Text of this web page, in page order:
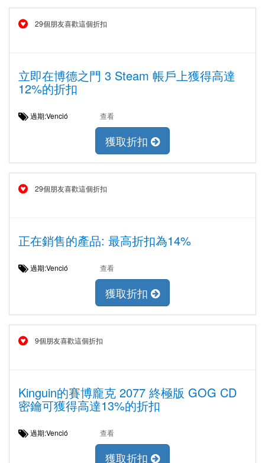
29個朋友喜歡這個折扣
立即在博德之門 3 Steam 帳戶上獲得高達
12%的折扣
過期:Venció 查看
獲取折扣
29個朋友喜歡這個折扣
正在銷售的產品: 最高折扣為14%
過期:Venció 查看
獲取折扣
9個朋友喜歡這個折扣
Kinguin的賽博龐克 2077 終極版 GOG CD
密鑰可獲得高達13%的折扣
過期:Venció 查看
獲取折扣